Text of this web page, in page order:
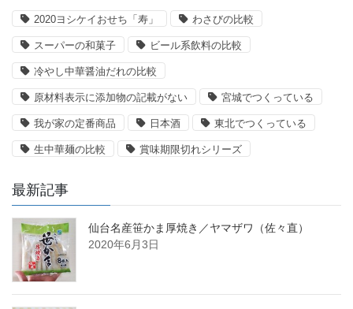
2020ヨシケイおせち「寿」 わさびの比較
スーパーの和菓子 ビール系飲料の比較
冷やし中華醤油だれの比較
原材料表示に添加物の記載がない 宮城でつくっている
我が家の定番商品 日本酒 東北でつくっている
生中華麺の比較 賞味期限切れシリーズ
最新記事
仙台名産笹かま厚焼き／ヤマザワ（佐々直）
2020年6月3日